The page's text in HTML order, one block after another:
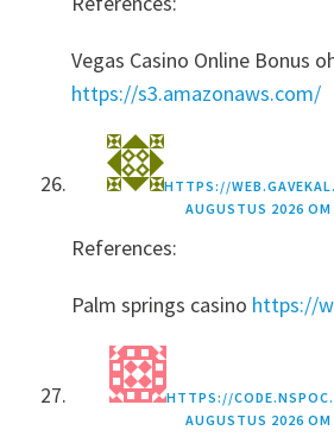
Vegas Casino Online Bonus
https://s3.amazonaws.com/
HTTPS://
AUGUSTUS 2026
References:
Palm springs casino https://
HTTPS://
AUGUSTUS 2026